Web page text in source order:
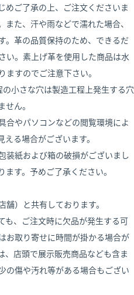
めご了承の上、ご注文くださいま
た、汗や雨などで濡れた場合、
。革の品質保持のため、できるだ
い。素上げ革を使用した商品は水
すのでご注意下さい。
小さな穴は製造工程上発生する穴
ん。
合やパソコンなどの閲覧環境によ
る場合がございます。
装紙および箱の破損がございまし
す。予めご了承ください。
）と共有しております。
も、ご注文時に欠品が発生する可
お取り寄せに時間が掛かる場合が
、店頭で展示販売商品なども含ま
の傷や汚れ等がある場合もござい